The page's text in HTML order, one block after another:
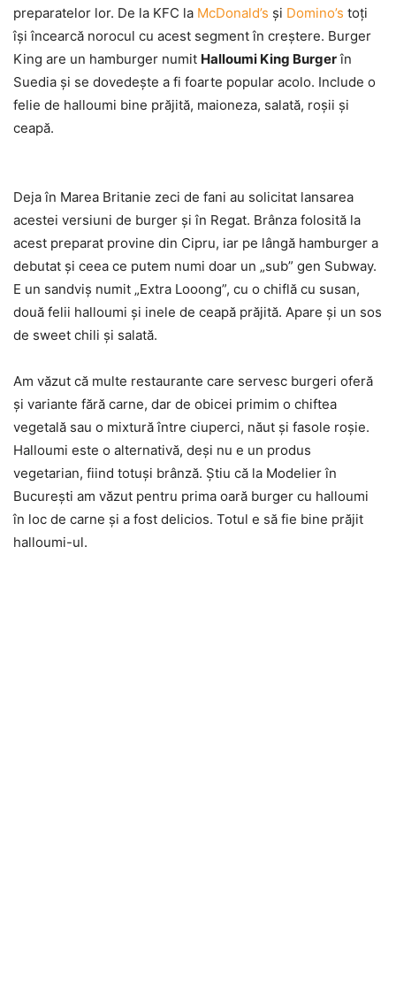
preparatelor lor. De la KFC la McDonald’s şi Domino’s toţi
îşi încearcă norocul cu acest segment în creştere. Burger
King are un hamburger numit Halloumi King Burgerîn
Suedia şi se dovedeşte a fi foarte popular acolo. Include o
felie de halloumi bine prăjită, maioneza, salată, roşii şi
ceapă.
Deja în Marea Britanie zeci de fani au solicitat lansarea
acestei versiuni de burger şi în Regat. Brânza folosită la
acest preparat provine din Cipru, iar pe lângă hamburger a
debutat şi ceea ce putem numi doar un „sub” gen Subway.
E un sandviş numit „Extra Looong”, cu o chiflă cu susan,
două felii halloumi şi inele de ceapă prăjită. Apare şi un sos
de sweet chili şi salată.
Am văzut că multe restaurante care servesc burgeri oferă
şi variante fără carne, dar de obicei primim o chiftea
vegetală sau o mixtură între ciuperci, năut şi fasole roşie.
Halloumi este o alternativă, deşi nu e un produs
vegetarian, fiind totuşi brânză. Ştiu că la Modelier în
Bucureşti am văzut pentru prima oară burger cu halloumi
în loc de carne şi a fost delicios. Totul e să fie bine prăjit
halloumi-ul.